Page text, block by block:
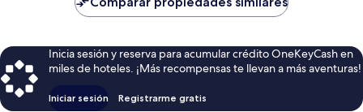
$255
Inicia sesión y reserva para acumular crédito OneKeyCash en
miles de hoteles. ¡Más recompensas te llevan a más aventuras!
Iniciar sesión Registrarme gratis